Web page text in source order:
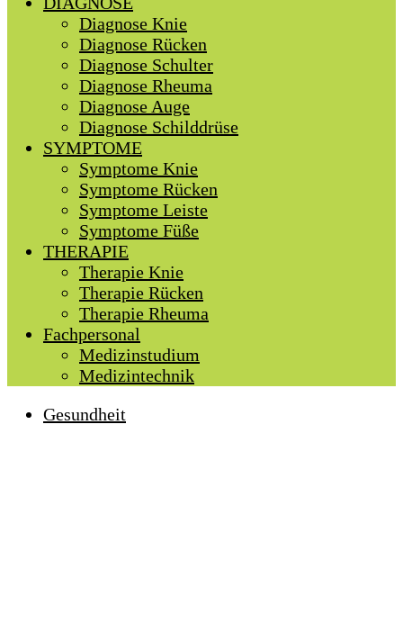
Diagnose Knie
Diagnose Rücken
Diagnose Schulter
Diagnose Rheuma
Diagnose Auge
Diagnose Schilddrüse
SYMPTOME
Symptome Knie
Symptome Rücken
Symptome Leiste
Symptome Füße
THERAPIE
Therapie Knie
Therapie Rücken
Therapie Rheuma
Fachpersonal
Medizinstudium
Medizintechnik
Gesundheit